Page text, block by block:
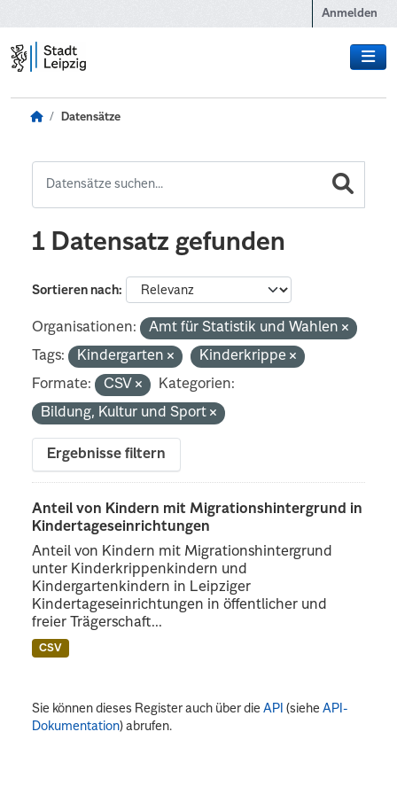
Anmelden
Datensätze
1 Datensatz gefunden
Sortieren nach
Organisationen:
Amt für Statistik und Wahlen
Tags:
Kindergarten
Kinderkrippe
Formate:
CSV
Kategorien:
Bildung, Kultur und Sport
Ergebnisse filtern
Anteil von Kindern mit Migrationshintergrund in
Kindertageseinrichtungen
Anteil von Kindern mit Migrationshintergrund
unter Kinderkrippenkindern und
Kindergartenkindern in Leipziger
Kindertageseinrichtungen in öffentlicher und
freier Trägerschaft...
CSV
Sie können dieses Register auch über dieAPI (sieheAPI-
Dokumentation) abrufen.